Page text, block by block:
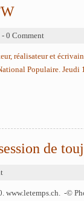
- 0 Comment
réalisateur et
Populaire. Jeudi
de
www.letemps.ch. -©